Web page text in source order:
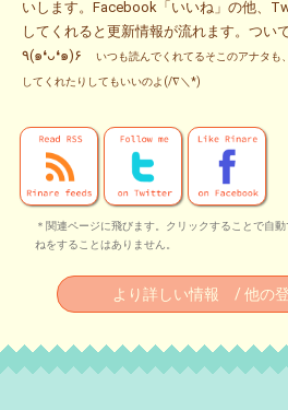
いします。Facebook「いいね」の他、
してくれると更新情報が流れます。つい
٩(๑❛ᴗ❛๑)۶
いつも読んでくれてるそこのアナタも
してくれたりしてもいいのよ(/∇＼*)
＊関連ページに飛びます。クリックすることで自
ねをすることはありません。
より詳しい情報 / 他の